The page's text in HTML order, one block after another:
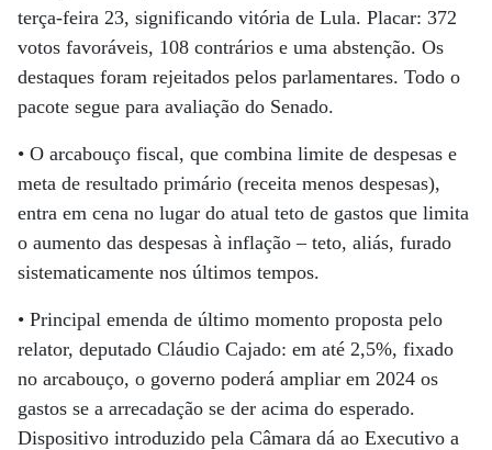
terça-feira 23, significando vitória de Lula. Placar: 372
votos favoráveis, 108 contrários e uma abstenção. Os
destaques foram rejeitados pelos parlamentares. Todo o
pacote segue para avaliação do Senado.
• O arcabouço fiscal, que combina limite de despesas e
meta de resultado primário (receita menos despesas),
entra em cena no lugar do atual teto de gastos que limita
o aumento das despesas à inflação – teto, aliás, furado
sistematicamente nos últimos tempos.
• Principal emenda de último momento proposta pelo
relator, deputado Cláudio Cajado: em até 2,5%, fixado
no arcabouço, o governo poderá ampliar em 2024 os
gastos se a arrecadação se der acima do esperado.
Dispositivo introduzido pela Câmara dá ao Executivo a